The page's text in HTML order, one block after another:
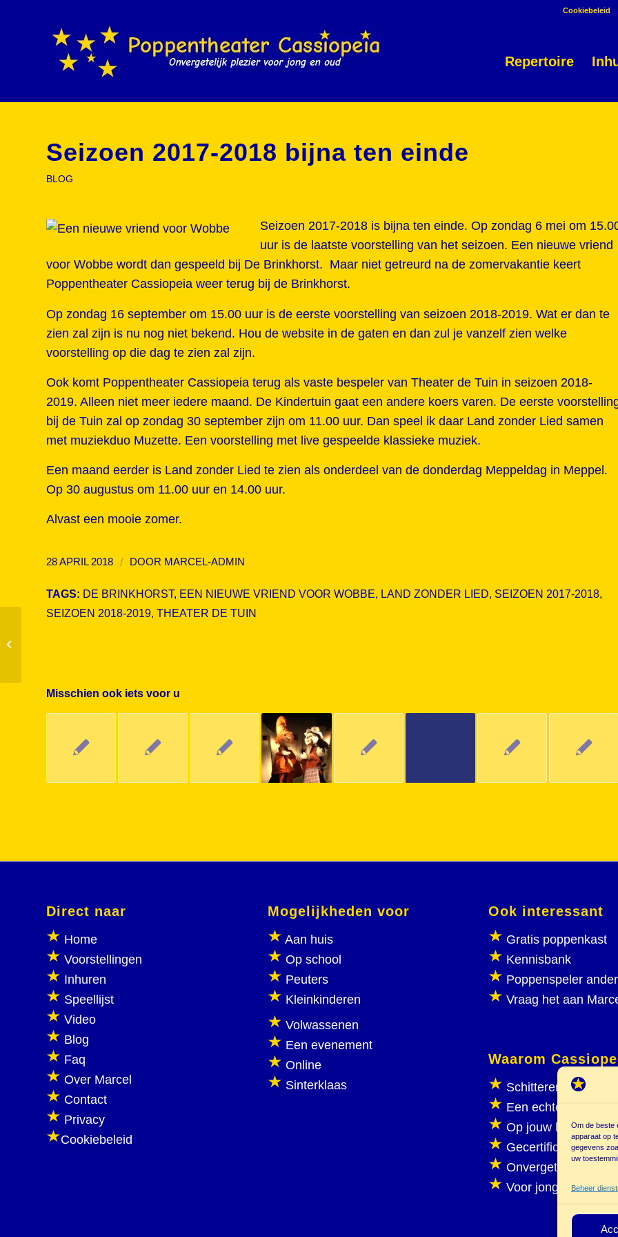
Om de beste
apparaat op
gegevens
uw
Beheer
Cookiebeleid
Repertoire
Seizoen 2017-2018 bijna ten einde
BLOG
Seizoen 2017-2018 is bijna ten einde. Op zondag 6 mei om
uur is de laatste voorstelling van het seizoen. Een nieuwe vriend
voor Wobbe wordt dan gespeeld bij De Brinkhorst. Maar niet getreurd na de zomervakantie keert
Poppentheater Cassiopeia weer terug bij de Brinkhorst.
Op zondag 16 september om 15.00 uur is de eerste voorstelling van seizoen 2018-2019. Wat er dan te
zien zal zijn is nu nog niet bekend. Hou de website in de gaten en dan zul je vanzelf zien welke
voorstelling op die dag te zien zal zijn.
Ook komt Poppentheater Cassiopeia terug als vaste bespeler van Theater de Tuin in seizoen 2018-
2019. Alleen niet meer iedere maand. De Kindertuin gaat een andere koers varen. De eerste
bij de Tuin zal op zondag 30 september zijn om 11.00 uur. Dan speel ik daar Land zonder Lied samen
met muziekduo Muzette. Een voorstelling met live gespeelde klassieke muziek.
Een maand eerder is Land zonder Lied te zien als onderdeel van de donderdag Meppeldag in Meppel.
Op 30 augustus om 11.00 uur en 14.00 uur.
Alvast een mooie zomer.
28 APRIL 2018 / DOOR MARCEL-ADMIN
TAGS: DE BRINKHORST, EEN NIEUWE VRIEND VOOR WOBBE, LAND ZONDER LIED, SEIZOEN 2017-2018,
SEIZOEN 2018-2019, THEATER DE TUIN
Misschien ook iets voor u
Direct naar
Home
Voorstellingen
Inhuren
Speellijst
Video
Blog
Faq
Over Marcel
Contact
Privacy
Cookiebeleid
Mogelijkheden voor
Aan huis
Op school
Peuters
Kleinkinderen
Volwassenen
Een evenement
Online
Sinterklaas
Ook interessant
Gratis poppenkast
Kennisbank
Poppenspeler
Vraag het aan
Waarom
Schitterend
Een echte
Op jouw locatie
Gecertificeerd
Onvergetelijk
Voor jong en oud